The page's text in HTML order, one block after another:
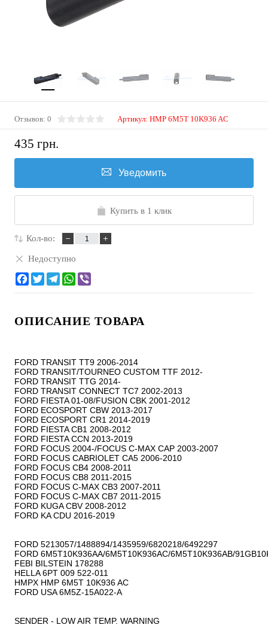
Отзывов: 0 Артикул: HMP 6M5T 10K936 AC
435 грн.
Уведомить
Купить в 1 клик
Кол-во:
Недоступно
ОПИСАНИЕ ТОВАРА
FORD TRANSIT TT9 2006-2014
FORD TRANSIT/TOURNEO CUSTOM TTF 2012-
FORD TRANSIT TTG 2014-
FORD TRANSIT CONNECT TC7 2002-2013
FORD FIESTA 01-08/FUSION CBK 2001-2012
FORD ECOSPORT CBW 2013-2017
FORD ECOSPORT CR1 2014-2019
FORD FIESTA CB1 2008-2012
FORD FIESTA CCN 2013-2019
FORD FOCUS 2004-/FOCUS C-MAX CAP 2003-2007
FORD FOCUS CABRIOLET CA5 2006-2010
FORD FOCUS CB4 2008-2011
FORD FOCUS CB8 2011-2015
FORD FOCUS C-MAX CB3 2007-2011
FORD FOCUS C-MAX CB7 2011-2015
FORD KUGA CBV 2008-2012
FORD KA CDU 2016-2019
FORD 5213057/1488894/1435959/6820218/6492297
FORD 6M5T10K936AA/6M5T10K936AC/6M5T10K936AB/
FEBI BILSTEIN 178288
HELLA 6PT 009 522-011
HMPX HMP 6M5T 10K936 AC
FORD USA 6M5Z-15A022-A
SENDER - LOW AIR TEMP. WARNING